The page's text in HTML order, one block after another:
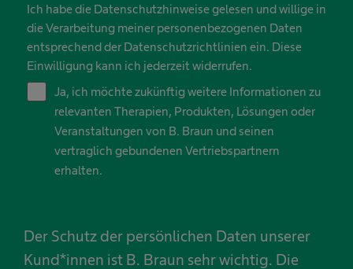
Ich habe die Datenschutzhinweise gelesen und willige in
die Verarbeitung meiner personenbezogenen Daten
entsprechend der Datenschutzrichtlinien ein. Diese
Einwilligung kann ich jederzeit widerrufen.
Ja, ich möchte zukünftig weitere Informationen zu
relevanten Therapien, Produkten, Lösungen oder
Veranstaltungen von B. Braun und seinen
vertraglich gebundenen Vertriebspartnern
erhalten.
Der Schutz der persönlichen Daten unserer
Kund*innen ist B. Braun sehr wichtig. Die